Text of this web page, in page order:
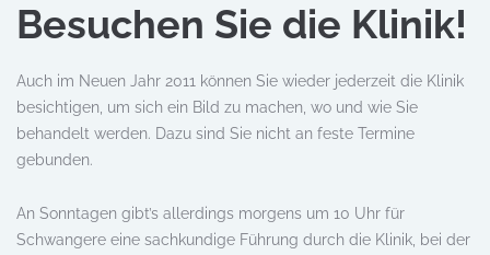
Besuchen Sie die Klinik!
Auch im Neuen Jahr 2011 können Sie wieder jederzeit die Klinik
besichtigen, um sich ein Bild zu machen, wo und wie Sie
behandelt werden. Dazu sind Sie nicht an feste Termine
gebunden.
An Sonntagen gibt’s allerdings morgens um 10 Uhr für
Schwangere eine sachkundige Führung durch die Klinik, bei der